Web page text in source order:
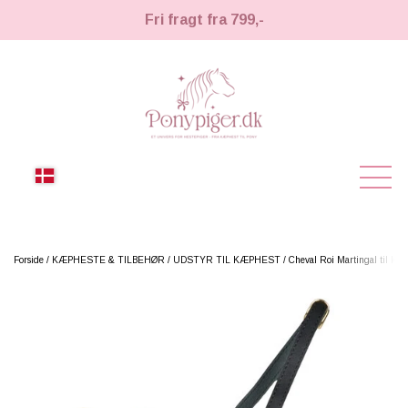
Fri fragt fra 799,-
NYHEDER
STRIGLER & TILBEHØR
TIL HESTEPIGER
Forside KÆPHESTE & TILBEHØR UDSTYR TIL KÆPHEST Cheval Roi Martingal til